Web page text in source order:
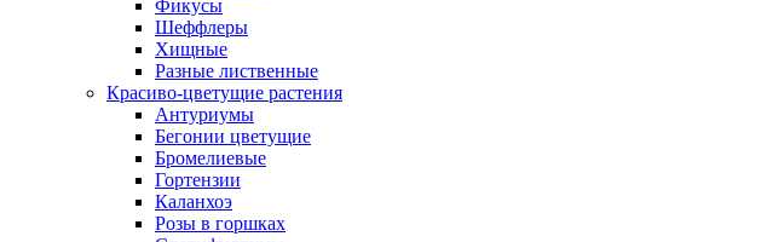
Фикусы
Шеффлеры
Хищные
Разные лиственные
Красиво-цветущие растения
Антуриумы
Бегонии цветущие
Бромелиевые
Гортензии
Каланхоэ
Розы в горшках